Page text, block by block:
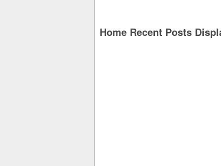
Home Recent Posts